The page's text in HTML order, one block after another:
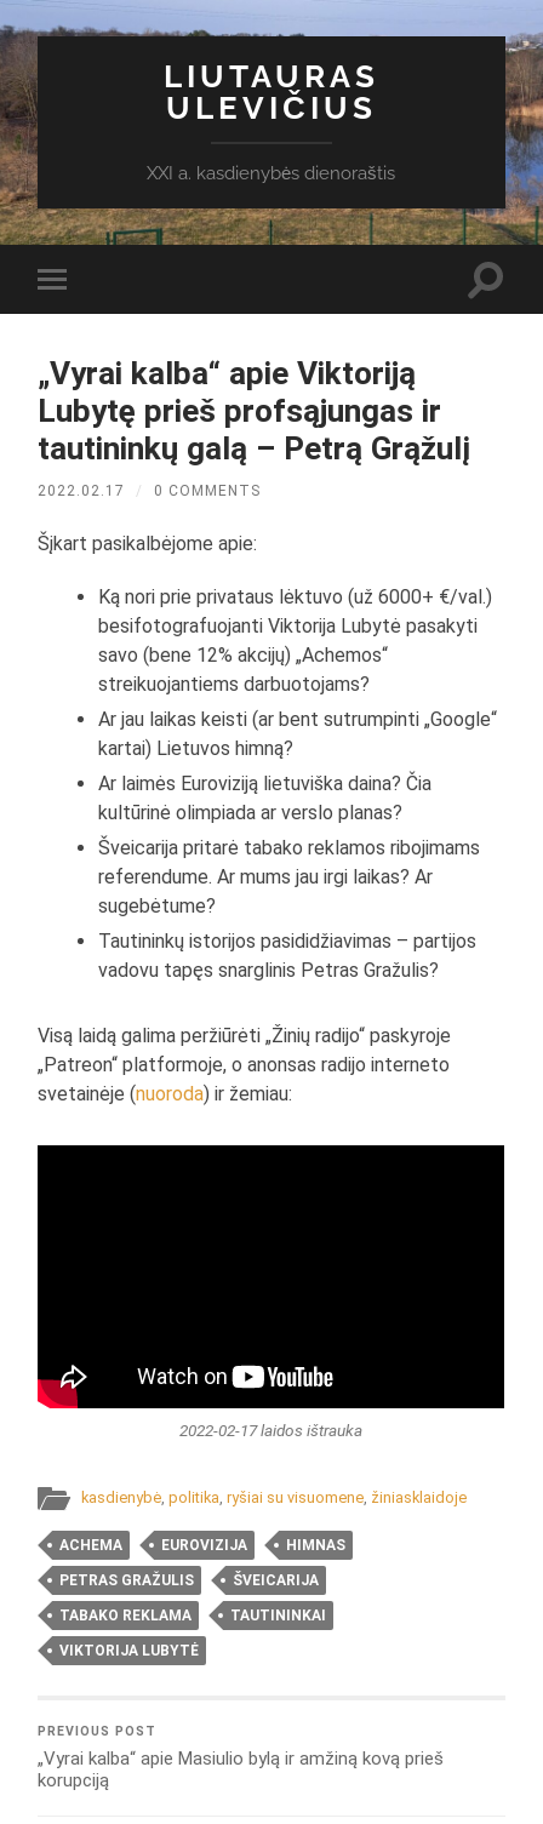
LIUTAURAS
ULEVIČIUS
XXI a. kasdienybės dienoraštis
Toggle
mobile
„Vyrai kalba“ apie Viktoriją
Lubytę prieš profsąjungas ir
tautininkų galą – Petrą Grąžulį
2022.02.17 / 0 COMMENTS
Šįkart pasikalbėjome apie:
Ką nori prie privataus lėktuvo (už 6000+ €/val.)
besifotografuojanti Viktorija Lubytė pasakyti
savo (bene 12% akcijų) „Achemos“
streikuojantiems darbuotojams?
Ar jau laikas keisti (ar bent sutrumpinti „Google“
kartai) Lietuvos himną?
Ar laimės Euroviziją lietuviška daina? Čia
kultūrinė olimpiada ar verslo planas?
Šveicarija pritarė tabako reklamos ribojimams
referendume. Ar mums jau irgi laikas? Ar
sugebėtume?
Tautininkų istorijos pasididžiavimas – partijos
vadovu tapęs snarglinis Petras Gražulis?
Visą laidą galima peržiūrėti „Žinių radijo“ paskyroje
„Patreon“ platformoje, o anonsas radijo interneto
svetainėje (nuoroda) ir žemiau:
2022-02-17 laidos ištrauka
kasdienybė ,politika ,ryšiai su visuomene žiniasklaidoje
ACHEMA EUROVIZIJA HIMNAS
PETRAS GRAŽULIS ŠVEICARIJA
TABAKO REKLAMA TAUTININKAI
VIKTORIJA LUBYTĖ
PREVIOUS POST
„Vyrai kalba“ apie Masiulio bylą ir amžiną kovą prieš
korupciją